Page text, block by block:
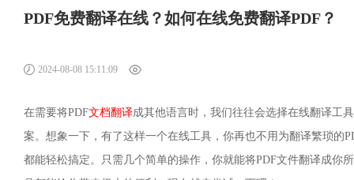
PDF免费翻译在线？如何在线免费翻译PDF？
2024-08-08 15:11:09
在需要将PDF文档翻译成其他语言时，我们往往会选择在线翻译工
案。想象一下，有了这样一个在线工具，你再也不用为翻译繁琐的
都能轻松搞定。只需几个简单的操作，你就能将PDF文件翻译成你